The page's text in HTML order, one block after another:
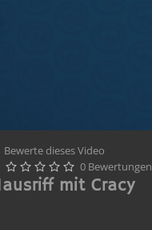
Bewerte dieses Video
     0 Bewertungen
mit Cracy